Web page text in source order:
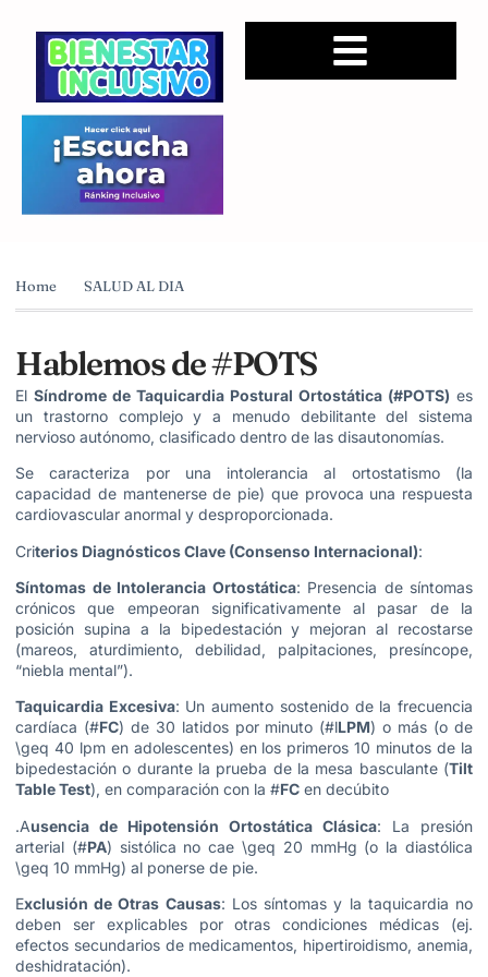
Home SALUD AL DIA
Hablemos de #POTS
El Síndrome de Taquicardia Postural Ortostática (#POTS) es
un trastorno complejo y a menudo debilitante del sistema
nervioso autónomo, clasificado dentro de las disautonomías.
Se caracteriza por una intolerancia al ortostatismo (la
capacidad de mantenerse de pie) que provoca una respuesta
cardiovascular anormal y desproporcionada.
Criterios Diagnósticos Clave (Consenso Internacional):
Síntomas de Intolerancia Ortostática: Presencia de síntomas
crónicos que empeoran significativamente al pasar de la
posición supina a la bipedestación y mejoran al recostarse
(mareos, aturdimiento, debilidad, palpitaciones, presíncope,
“niebla mental”).
Taquicardia Excesiva: Un aumento sostenido de la frecuencia
cardíaca (#FC) de 30 latidos por minuto (#lLPM) o más (o de
\geq 40 lpm en adolescentes) en los primeros 10 minutos de la
bipedestación o durante la prueba de la mesa basculante (Tilt
Table Test), en comparación con la #FC en decúbito
.Ausencia de Hipotensión Ortostática Clásica: La presión
arterial (#PA) sistólica no cae \geq 20 mmHg (o la diastólica
\geq 10 mmHg) al ponerse de pie.
Exclusión de Otras Causas: Los síntomas y la taquicardia no
deben ser explicables por otras condiciones médicas (ej.
efectos secundarios de medicamentos, hipertiroidismo, anemia,
deshidratación).